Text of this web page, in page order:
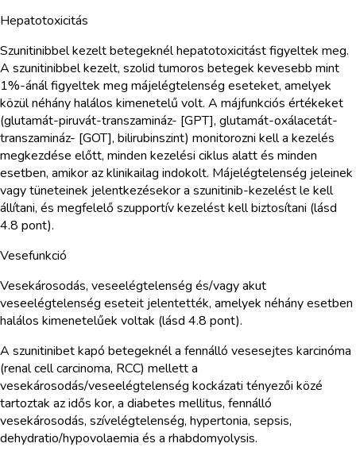
Hepatotoxicitás
Szunitinibbel kezelt betegeknél hepatotoxicitást figyeltek meg.
A szunitinibbel kezelt, szolid tumoros betegek kevesebb mint
1%-ánál figyeltek meg májelégtelenség eseteket, amelyek
közül néhány halálos kimenetelű volt. A májfunkciós értékeket
(glutamát-piruvát-transzamináz- [GPT], glutamát-oxálacetát-
transzamináz- [GOT], bilirubinszint) monitorozni kell a kezelés
megkezdése előtt, minden kezelési ciklus alatt és minden
esetben, amikor az klinikailag indokolt. Májelégtelenség jeleinek
vagy tüneteinek jelentkezésekor a szunitinib-kezelést le kell
állítani, és megfelelő szupportív kezelést kell biztosítani (lásd
4.8 pont).
Vesefunkció
Vesekárosodás, veseelégtelenség és/vagy akut
veseelégtelenség eseteit jelentették, amelyek néhány esetben
halálos kimenetelűek voltak (lásd 4.8 pont).
A szunitinibet kapó betegeknél a fennálló vesesejtes karcinóma
(renal cell carcinoma, RCC) mellett a
vesekárosodás/veseelégtelenség kockázati tényezői közé
tartoztak az idős kor, a diabetes mellitus, fennálló
vesekárosodás, szívelégtelenség, hypertonia, sepsis,
dehydratio/hypovolaemia és a rhabdomyolysis.